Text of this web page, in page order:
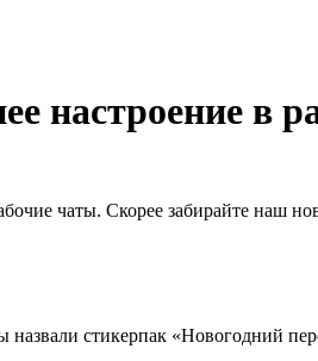
настроение в
чаты. Скорее забирайте наш
стикерпак «Новогодний